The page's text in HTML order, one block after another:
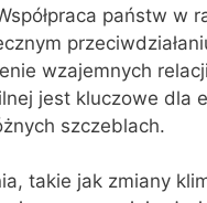
państw w
wzajemnych
jest kluczowe dla
szczeblach.
takie jak zmiany